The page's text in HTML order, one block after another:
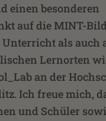
einen besonderen
auf die MINT-
als auch
Lernorten
an der
Ich freue mich,
und Schüler